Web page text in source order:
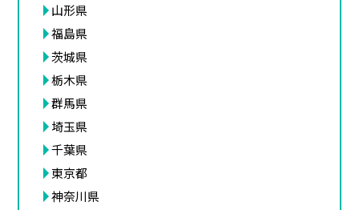
山形県
福島県
茨城県
栃木県
群馬県
埼玉県
千葉県
東京都
神奈川県